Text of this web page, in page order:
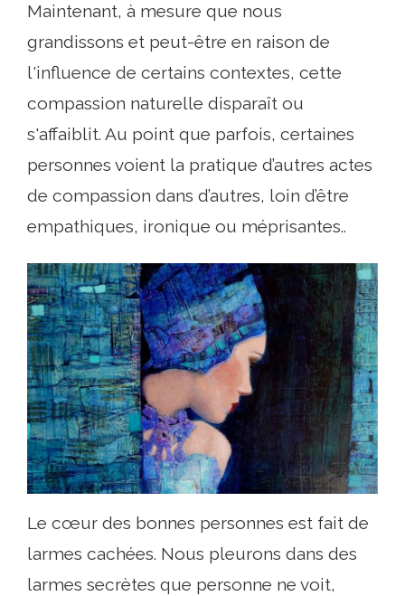
Maintenant, à mesure que nous
grandissons et peut-être en raison de
l'influence de certains contextes, cette
compassion naturelle disparaît ou
s'affaiblit. Au point que parfois, certaines
personnes voient la pratique d’autres actes
de compassion dans d’autres, loin d’être
empathiques, ironique ou méprisantes..
Le cœur des bonnes personnes est fait de
larmes cachées. Nous pleurons dans des
larmes secrètes que personne ne voit,